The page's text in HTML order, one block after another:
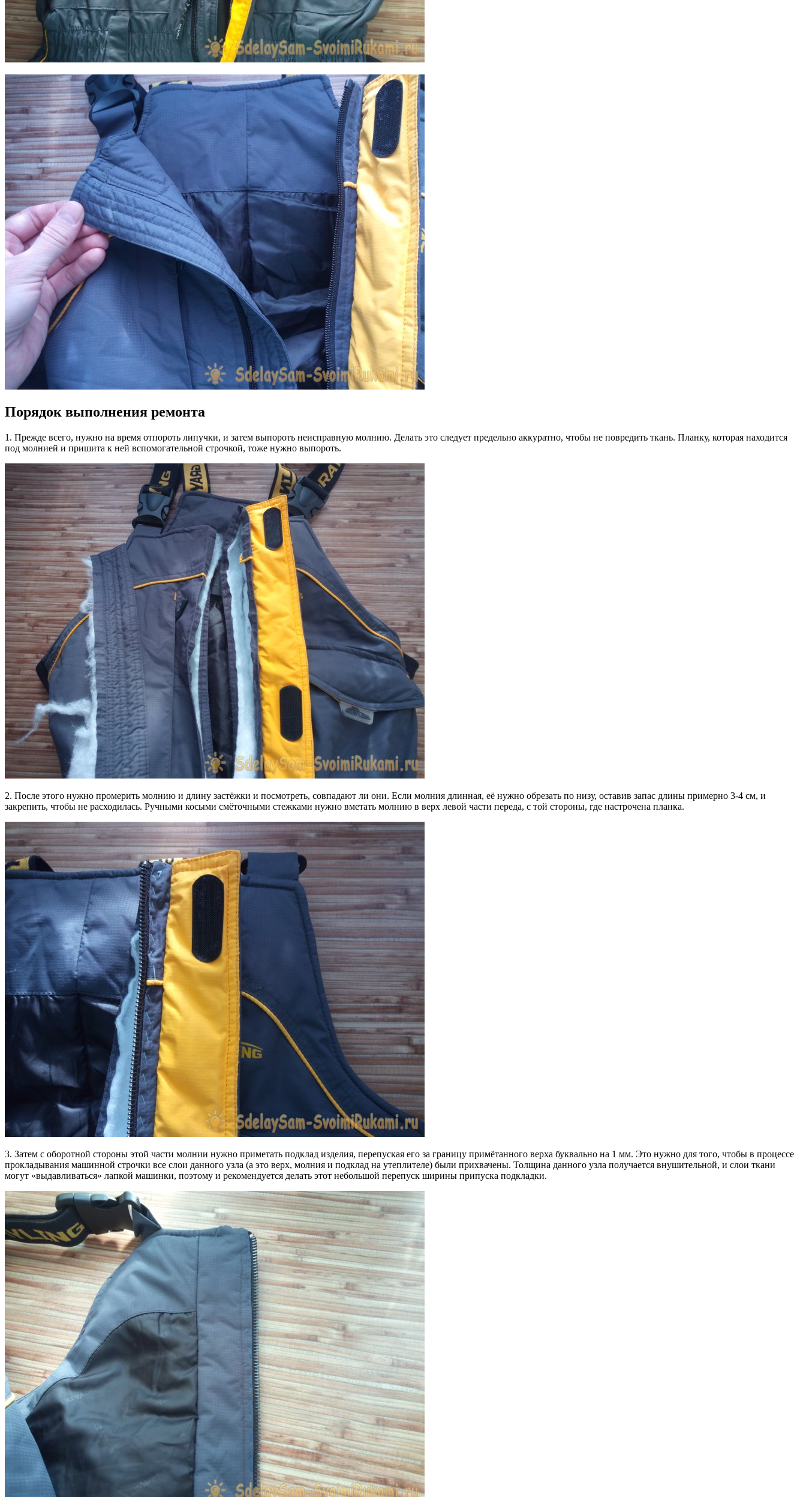
Порядок выполнения ремонта
1. Прежде всего, нужно на время отпороть липучки, и затем выпороть неисправную молнию. Делать это следует предельно аккуратно, чтобы не повредить ткань. Планку, которая находится
под молнией и пришита к ней вспомогательной строчкой, тоже нужно выпороть.
2. После этого нужно промерить молнию и длину застёжки и посмотреть, совпадают ли они. Если молния длинная, её нужно обрезать по низу, оставив запас длины примерно 3-4 см, и
закрепить, чтобы не расходилась. Ручными косыми смёточными стежками нужно вметать молнию в верх левой части переда, с той стороны, где настрочена планка.
3. Затем с оборотной стороны этой части молнии нужно приметать подклад изделия, перепуская его за границу примётанного верха буквально на 1 мм. Это нужно для того, чтобы в процессе
прокладывания машинной строчки все слои данного узла (а это верх, молния и подклад на утеплителе) были прихвачены. Толщина данного узла получается внушительной, и слои ткани
могут «выдавливаться» лапкой машинки, поэтому и рекомендуется делать этот небольшой перепуск ширины припуска подкладки.